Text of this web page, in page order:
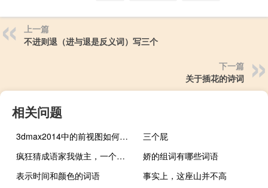
上一篇
不进则退（进与退是反义词）写三个
下一篇
关于插花的诗词
相关问题
3dmax2014中的前视图如何缩放视口背景
三个屁
疯狂猜成语家我做主，一个家字，两个人
娇的组词有哪些词语
表示时间和颜色的词语
事实上，这座山并不高